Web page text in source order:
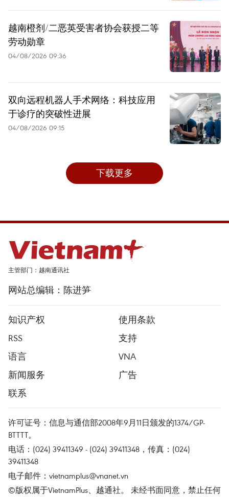
越南橙剂/二恶英受害者协会获授二等
劳动勋章
04/08/2026 09:36
双向远程机器人手术网络：科技应用
于诊疗的突破性进展
04/08/2026 09:15
下载更多
主管部门：越南通讯社
网站总编辑：陈进笋
知识产权
使用条款
RSS
支持
语言
VNA
新闻服务
广告
联系
许可证号：信息与通信部2008年9月11日颁发的1374/GP-
BTTTT。
电话：(024) 39411349 - (024) 39411348，传真：(024)
39411348
电子邮件： vietnamplus@vnanet.vn
©版权属于VietnamPlus、越通社。 未经书面同意，禁止任何